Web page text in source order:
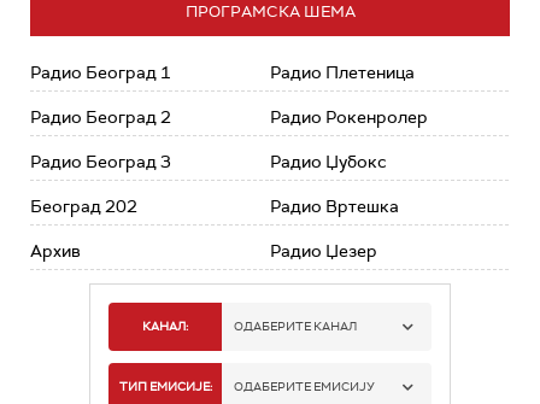
ПРОГРАМСКА ШЕМА
Радио Београд 1
Радио Београд 2
Радио Београд 3
Београд 202
Архив
Радио Плетеница
Радио Рокенролер
Радио Џубокс
Радио Вртешка
Радио Џезер
КАНАЛ: ОДАБЕРИТЕ КАНАЛ
РАДИО БЕОГРАД 1
ТИП ЕМИСИЈЕ: ОДАБЕРИТЕ ЕМИСИЈУ